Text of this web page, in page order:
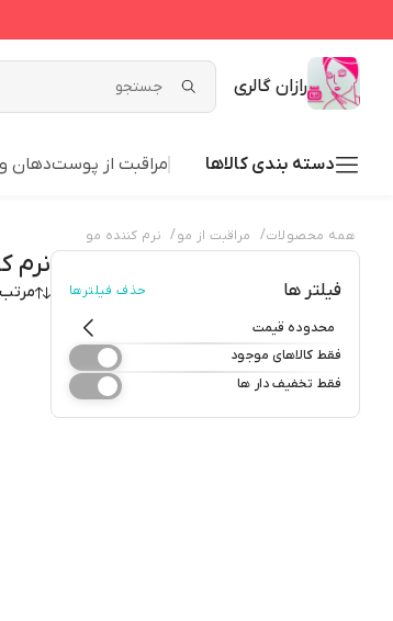
رازان گالری
دسته بندی کالاها مراقبت از پوستدهان
همه محصولات/ مراقبت از مو/ نرم کننده مو
فیلتر ها حذف فیلترها
محدوده قیمت
فقط کالاهای موجود
فقط تخفیف دار ها
نرم